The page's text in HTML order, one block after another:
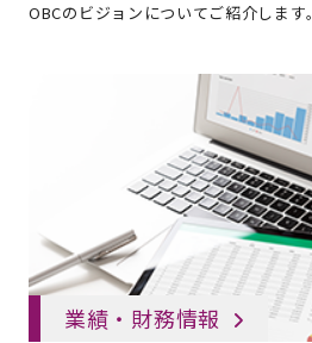
OBCのビジョンについてご紹介します。
業績・財務情報